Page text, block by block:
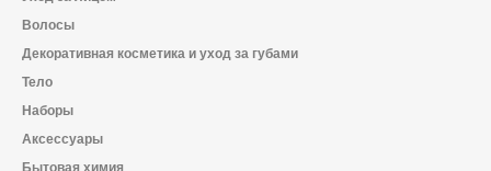
Волосы
Декоративная косметика и уход за губами
Тело
Наборы
Аксессуары
Бытовая химия